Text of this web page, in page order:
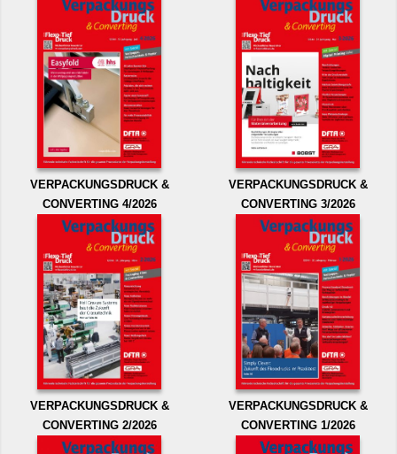
VERPACKUNGSDRUCK &
CONVERTING 4/2026
VERPACKUNGSDRUCK &
CONVERTING 3/2026
VERPACKUNGSDRUCK &
CONVERTING 2/2026
VERPACKUNGSDRUCK &
CONVERTING 1/2026